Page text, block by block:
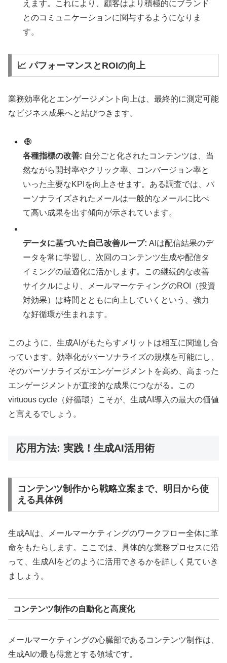
えます。これにより、顧客はより積極的にブランド
とのコミュニケーションに関与するようになりま
す。
📈 パフォーマンスとROIの向上
業務効率化とエンゲージメント向上は、最終的に測定可能
なビジネス成果へと結びつきます。
各種指標の改善: 自分ごと化されたコンテンツは、当
然ながら開封率やクリック率、コンバージョン率と
いった主要なKPIを向上させます。ある調査では、パ
ーソナライズされたメールは一般的なメールに比べ
て高い成果を出す傾向が示されています。
データに基づいた自己改善ループ: AIは配信結果のデ
ータを常に学習し、次回のコンテンツ生成や配信タ
イミングの最適化に活かします。この継続的な改善
サイクルにより、メールマーケティングのROI（投資
対効果）は時間とともに向上していくという、強力
な好循環が生まれます。
このように、生成AIがもたらすメリットは相互に関連し合
っています。効率化がパーソナライズの規模を可能にし、
そのパーソナライズがエンゲージメントを高め、高まった
エンゲージメントが直接的な成果につながる。この
virtuous cycle（好循環）こそが、生成AI導入の最大の価値
と言えるでしょう。
応用方法: 実践！生成AI活用術
コンテンツ制作から戦略立案まで、明日から使
える具体例
生成AIは、メールマーケティングのワークフロー全体に革
命をもたらします。ここでは、具体的な業務プロセスに沿
って、生成AIをどのように活用できるかを詳しく見ていき
ましょう。
コンテンツ制作の自動化と高度化
メールマーケティングの心臓部であるコンテンツ制作は、
生成AIの最も得意とする領域です。